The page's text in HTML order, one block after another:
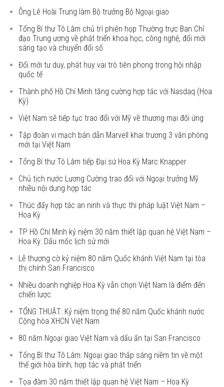
Ông Lê Hoài Trung làm Bộ trưởng Bộ Ngoại giao
Tổng Bí thư Tô Lâm chủ trì phiên họp Thường trực Ban Chỉ
đạo Trung ương về phát triển khoa học, công nghệ, đổi mới
sáng tạo và chuyển đổi số
Đổi mới tư duy, phát huy vai trò tiên phong trong hội nhập
quốc tế
Thành phố Hồ Chí Minh tăng cường hợp tác với Nasdaq (Hoa
Kỳ)
Việt Nam sẽ tiếp tục trao đổi với Mỹ về thương mại đối ứng
Tập đoàn vi mạch bán dẫn Marvell khai trương 3 văn phòng
mới tại Việt Nam
Tổng Bí thư Tô Lâm tiếp Đại sứ Hoa Kỳ Marc Knapper
Chủ tịch nước Lương Cường trao đổi với Ngoại trưởng Mỹ
nhiều nội dung hợp tác
Thúc đẩy hợp tác an ninh và thực thi pháp luật Việt Nam –
Hoa Kỳ
TP Hồ Chí Minh kỷ niệm 30 năm thiết lập quan hệ Việt Nam –
Hoa Kỳ: Dấu mốc lịch sử mới
Lễ thượng cờ kỷ niệm 80 năm Quốc khánh Việt Nam tại tòa
thị chính San Francisco
Nhiều doanh nghiệp Hoa Kỳ vẫn chọn Việt Nam là điểm đến
chiến lược
TỔNG THUẬT: Kỷ niệm trọng thể 80 năm Quốc khánh nước
Cộng hòa XHCN Việt Nam
80 năm Ngoại giao Việt Nam và dấu ấn tại San Francisco
Tổng Bí thư Tô Lâm: Ngoại giao thắp sáng niềm tin về một
thế giới hòa bình, hợp tác và phát triển
Tọa đàm 30 năm thiết lập quan hệ Việt Nam – Hoa Kỳ